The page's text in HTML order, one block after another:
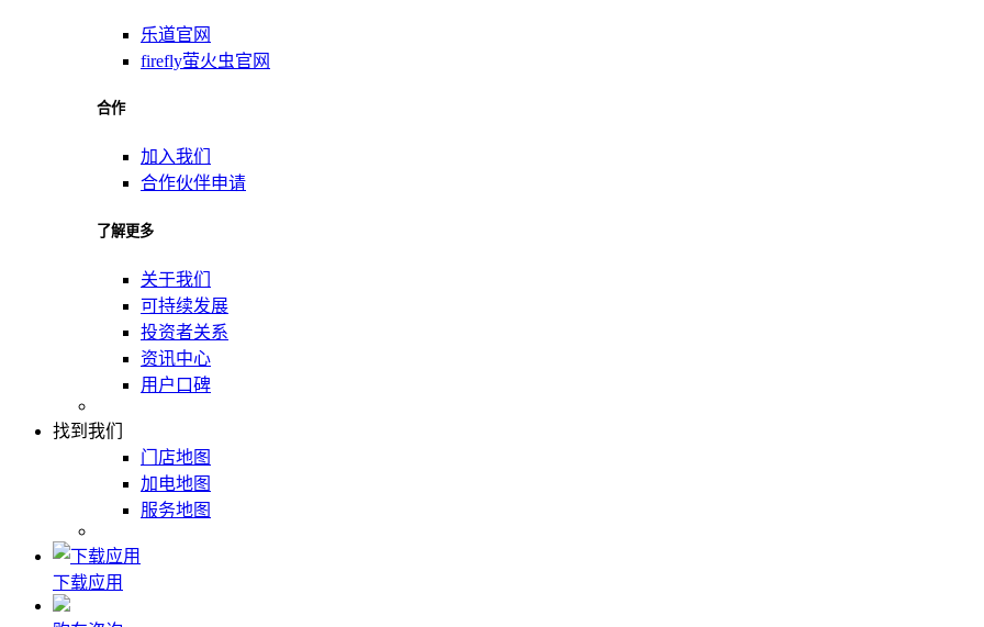
乐道官网
firefly萤火虫官网
合作
加入我们
合作伙伴申请
了解更多
关于我们
可持续发展
投资者关系
资讯中心
用户口碑
找到我们
门店地图
加电地图
服务地图
下载应用